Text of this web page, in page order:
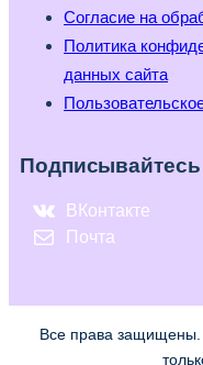
Согласие на
Политика
данных сайта
Подписывайтесь
ВКонтакте
Почта
Все права защищены.